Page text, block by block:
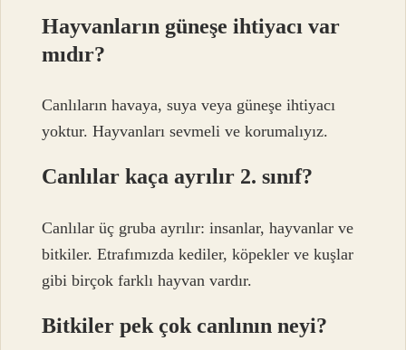
Hayvanların güneşe ihtiyacı var
mıdır?
Canlıların havaya, suya veya güneşe ihtiyacı
yoktur. Hayvanları sevmeli ve korumalıyız.
Canlılar kaça ayrılır 2. sınıf?
Canlılar üç gruba ayrılır: insanlar, hayvanlar ve
bitkiler. Etrafımızda kediler, köpekler ve kuşlar
gibi birçok farklı hayvan vardır.
Bitkiler pek çok canlının neyi?